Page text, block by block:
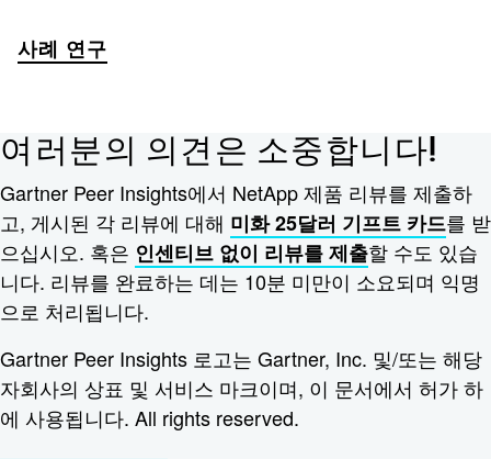
사례 연구
여러분의 의견은 소중합니다!
Gartner Peer Insights에서 NetApp 제품 리뷰를 제출하
고, 게시된 각 리뷰에 대해 미화 25달러 기프트 카드를 받
으십시오. 혹은 인센티브 없이 리뷰를 제출할 수도 있습
니다. 리뷰를 완료하는 데는 10분 미만이 소요되며 익명
으로 처리됩니다.
Gartner Peer Insights 로고는 Gartner, Inc. 및/또는 해당
자회사의 상표 및 서비스 마크이며, 이 문서에서 허가 하
에 사용됩니다. All rights reserved.